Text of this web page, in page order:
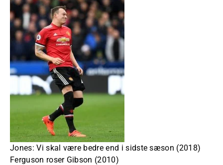
Jones: Vi skal være bedre end i sidste sæson (2018)
Ferguson roser Gibson (2010)